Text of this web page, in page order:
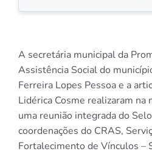
A secretária municipal da
Assistência Social do
Ferreira Lopes Pessoa e a
Lidérica Cosme realizaram na
uma reunião integrada do
coordenações do CRAS,
Fortalecimento de Vínculos –